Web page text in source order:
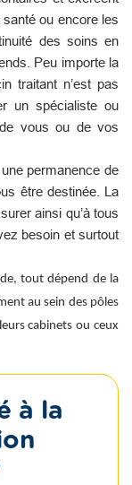
ou encore les
des soins en
Peu importe la
traitant n’est pas
un spécialiste ou
vous ou de vos
permanence de
être destinée. La
ainsi qu’à tous
besoin et surtout
tout dépend de la
au sein des pôles
cabinets ou ceux
à la